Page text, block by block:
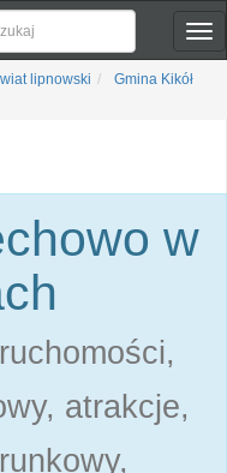
lipnowski
Gmina Kikół
w
atrakcje,